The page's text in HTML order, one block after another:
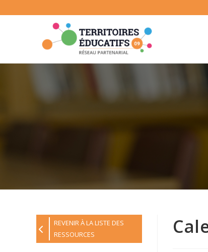
to
REVENIR À LA LISTE DES
RESSOURCES